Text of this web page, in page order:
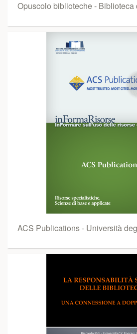
Opuscolo biblioteche -
ACS Publications - Università